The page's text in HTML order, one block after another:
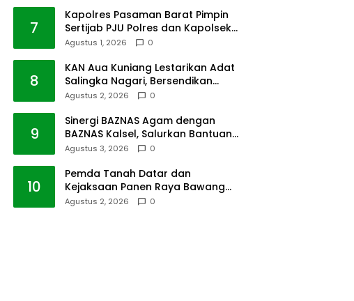
7
Kapolres Pasaman Barat Pimpin
Sertijab PJU Polres dan Kapolsek
Sungai Beremas
Agustus 1, 2026 0
8
KAN Aua Kuniang Lestarikan Adat
Salingka Nagari, Bersendikan
Kitabullah
Agustus 2, 2026 0
9
Sinergi BAZNAS Agam dengan
BAZNAS Kalsel, Salurkan Bantuan
Bencana Alam
Agustus 3, 2026 0
10
Pemda Tanah Datar dan
Kejaksaan Panen Raya Bawang
Merah di Sawah Tangah
Agustus 2, 2026 0